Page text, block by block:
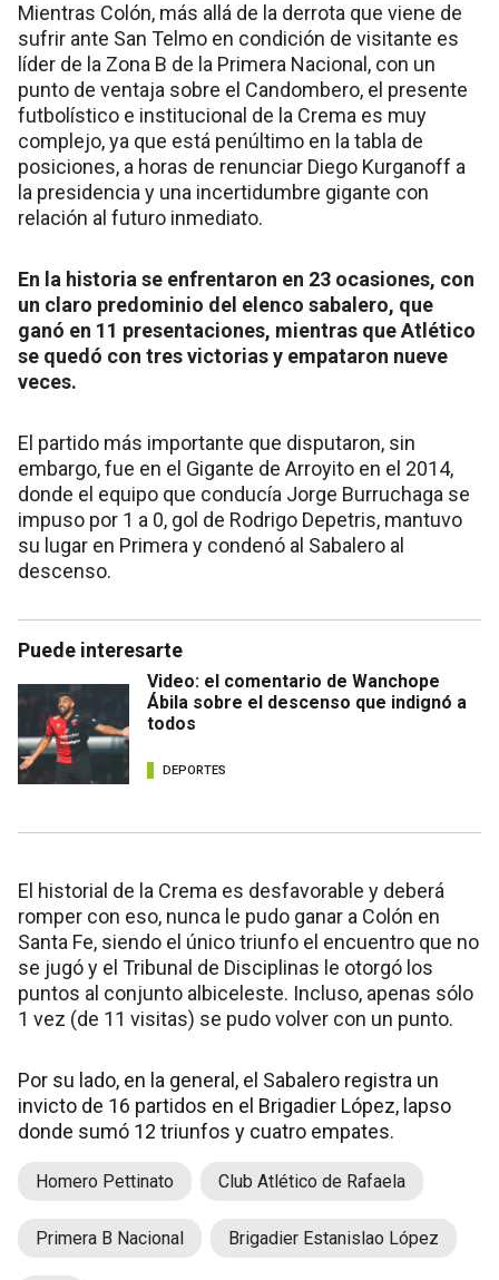
Mientras Colón, más allá de la derrota que viene de
sufrir ante San Telmo en condición de visitante es
líder de la Zona B de la Primera Nacional, con un
punto de ventaja sobre el Candombero, el presente
futbolístico e institucional de la Crema es muy
complejo, ya que está penúltimo en la tabla de
posiciones, a horas de renunciar Diego Kurganoff a
la presidencia y una incertidumbre gigante con
relación al futuro inmediato.
En la historia se enfrentaron en 23 ocasiones, con
un claro predominio del elenco sabalero, que
ganó en 11 presentaciones, mientras que Atlético
se quedó con tres victorias y empataron nueve
veces.
El partido más importante que disputaron, sin
embargo, fue en el Gigante de Arroyito en el 2014,
donde el equipo que conducía Jorge Burruchaga se
impuso por 1 a 0, gol de Rodrigo Depetris, mantuvo
su lugar en Primera y condenó al Sabalero al
descenso.
Puede interesarte
Video: el comentario de Wanchope
Ábila sobre el descenso que indignó a
todos
DEPORTES
El historial de la Crema es desfavorable y deberá
romper con eso, nunca le pudo ganar a Colón en
Santa Fe, siendo el único triunfo el encuentro que no
se jugó y el Tribunal de Disciplinas le otorgó los
puntos al conjunto albiceleste. Incluso, apenas sólo
1 vez (de 11 visitas) se pudo volver con un punto.
Por su lado, en la general, el Sabalero registra un
invicto de 16 partidos en el Brigadier López, lapso
donde sumó 12 triunfos y cuatro empates.
Homero Pettinato Club Atlético de Rafaela
Primera B Nacional Brigadier Estanislao López